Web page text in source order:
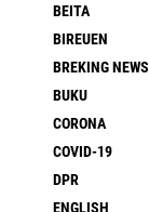
BEITA
BIREUEN
BREKING NEWS
BUKU
CORONA
COVID-19
DPR
ENGLISH